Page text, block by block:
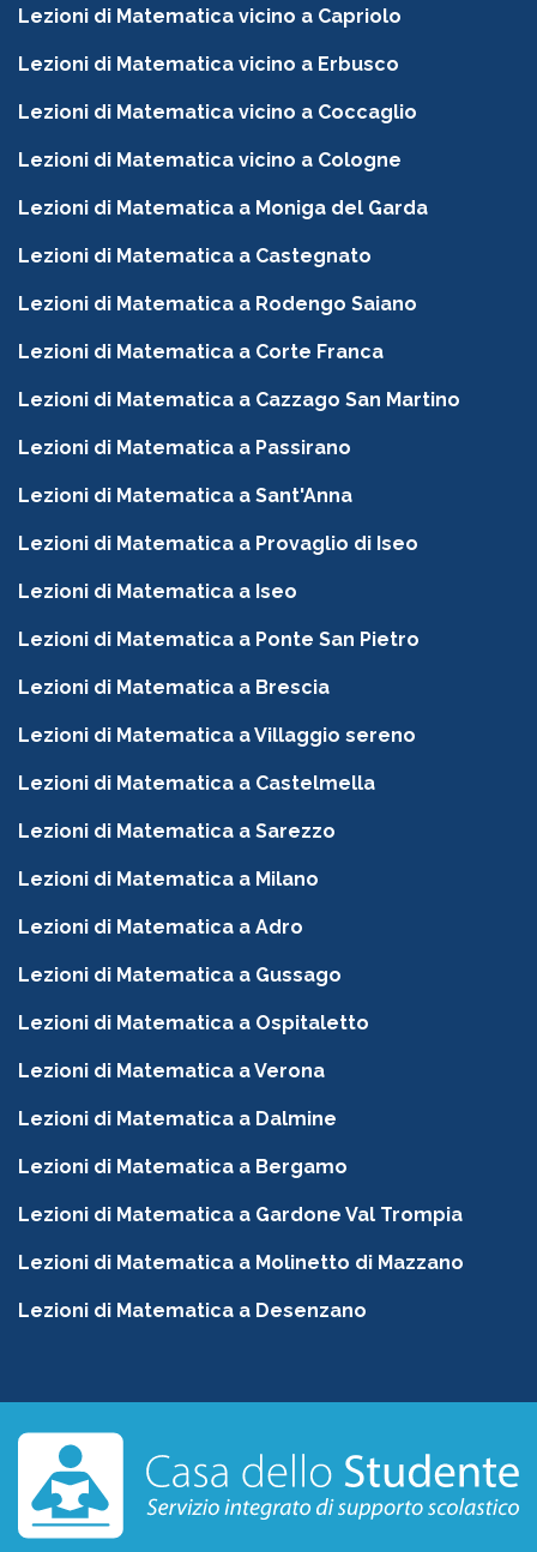
Lezioni di Matematica vicino a Capriolo
Lezioni di Matematica vicino a Erbusco
Lezioni di Matematica vicino a Coccaglio
Lezioni di Matematica vicino a Cologne
Lezioni di Matematica a Moniga del Garda
Lezioni di Matematica a Castegnato
Lezioni di Matematica a Rodengo Saiano
Lezioni di Matematica a Corte Franca
Lezioni di Matematica a Cazzago San Martino
Lezioni di Matematica a Passirano
Lezioni di Matematica a Sant'Anna
Lezioni di Matematica a Provaglio di Iseo
Lezioni di Matematica a Iseo
Lezioni di Matematica a Ponte San Pietro
Lezioni di Matematica a Brescia
Lezioni di Matematica a Villaggio sereno
Lezioni di Matematica a Castelmella
Lezioni di Matematica a Sarezzo
Lezioni di Matematica a Milano
Lezioni di Matematica a Adro
Lezioni di Matematica a Gussago
Lezioni di Matematica a Ospitaletto
Lezioni di Matematica a Verona
Lezioni di Matematica a Dalmine
Lezioni di Matematica a Bergamo
Lezioni di Matematica a Gardone Val Trompia
Lezioni di Matematica a Molinetto di Mazzano
Lezioni di Matematica a Desenzano